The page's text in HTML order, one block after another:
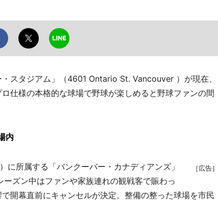
スタジアム」（4601 Ontario St. Vancouver ）が現在、
仕様の本格的な球場で野球が楽しめると野球ファンの間
内
［広告］
所属する「バンクーバー・カナディアンズ」
ズン中はファンや家族連れの観戦客で賑わっ
開幕直前にキャンセルが決定。整備の整った球場を市民